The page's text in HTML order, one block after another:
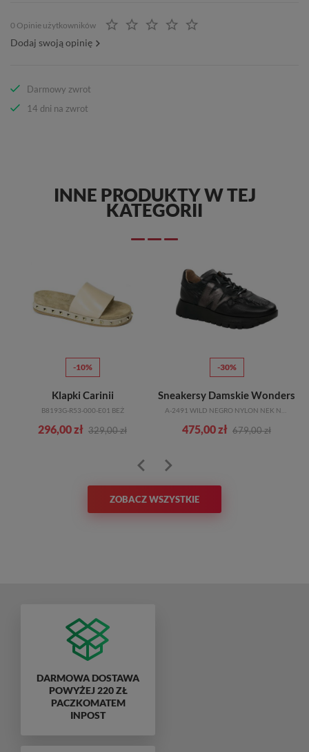
0 Opinie użytkowników
Dodaj swoją opinię
Darmowy zwrot
14 dni na zwrot
INNE PRODUKTY W TEJ
KATEGORII
-10%
Klapki Carinii
B8193G-R53-000-E01 BEŻ
296,00 zł 329,00 zł
-30%
Sneakersy Damskie Wonders
475,00 zł 679,00 zł
ZOBACZ WSZYSTKIE
DARMOWA DOSTAWA
POWYŻEJ 220 ZŁ
PACZKOMATEM
INPOST